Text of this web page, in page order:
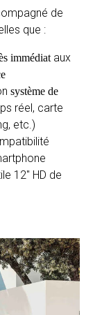
de
que :
immédiataux
système de
réel, carte
etc.)
12″ HD de